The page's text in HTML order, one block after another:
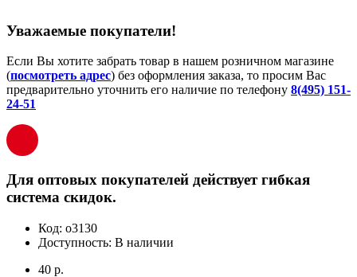
Уважаемые покупатели!
Если Вы хотите забрать товар в нашем розничном магазине
(посмотреть адрес) без оформления заказа, то просим Вас
предварительно уточнить его наличие по телефону 8(495) 151-
24-51
Для оптовых покупателей действует гибкая
система скидок.
Код: о3130
Доступность: В наличии
40 р.